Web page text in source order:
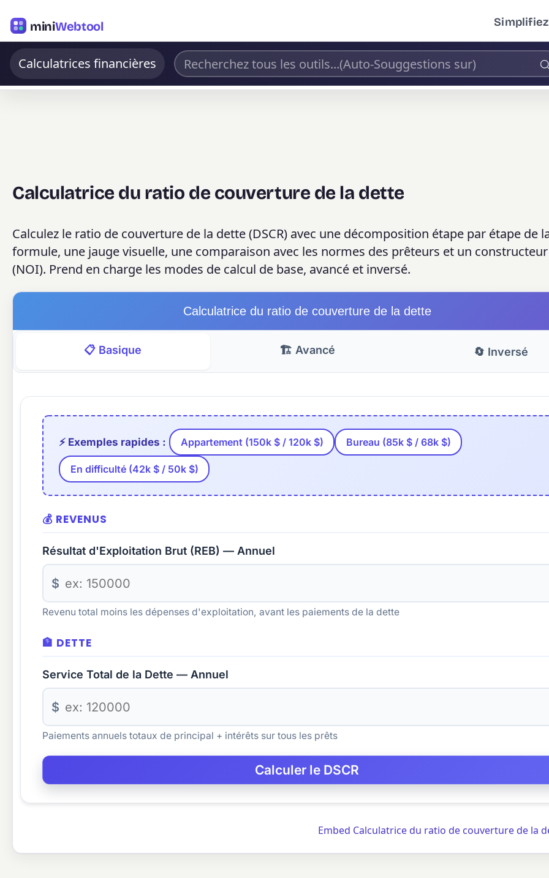
miniWebtool
Calculatrices financières
Calculatrice du ratio de couverture de la dette
Calculez le ratio de couverture de la dette (DSCR) avec une décomposition étape par étape de
formule, une jauge visuelle, une comparaison avec les normes des prêteurs et un constructeur
(NOI). Prend en charge les modes de calcul de base, avancé et inversé.
Calculatrice du ratio de couverture de la dette
📋 Basique 🏗 Avancé 🔄 Inversé
⚡ Exemples rapides : Appartement (150k $ / 120k $) Bureau (85k $ / 68k $)
En difficulté (42k $ / 50k $)
💰 REVENUS
Résultat d'Exploitation Brut (REB) — Annuel
$
Revenu total moins les dépenses d'exploitation, avant les paiements de la dette
🏦 DETTE
Service Total de la Dette — Annuel
$
Paiements annuels totaux de principal + intérêts sur tous les prêts
Embed Calculatrice du ratio de couverture de la